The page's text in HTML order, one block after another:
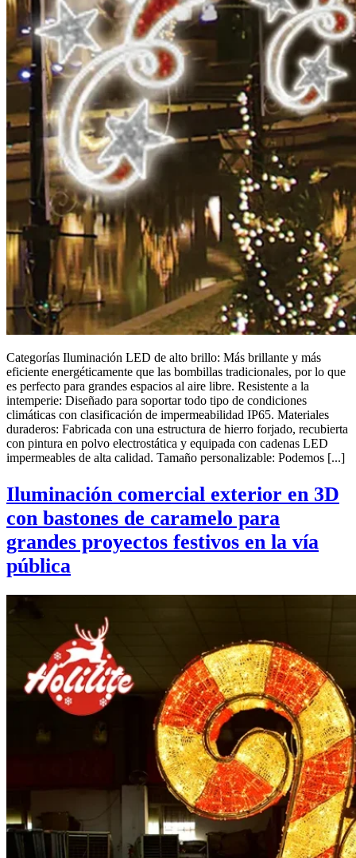
Categorías Iluminación LED de alto brillo: Más brillante y más
eficiente energéticamente que las bombillas tradicionales, por lo que
es perfecto para grandes espacios al aire libre. Resistente a la
intemperie: Diseñado para soportar todo tipo de condiciones
climáticas con clasificación de impermeabilidad IP65. Materiales
duraderos: Fabricada con una estructura de hierro forjado, recubierta
con pintura en polvo electrostática y equipada con cadenas LED
impermeables de alta calidad. Tamaño personalizable: Podemos [...]
Iluminación comercial exterior en 3D
con bastones de caramelo para
grandes proyectos festivos en la vía
pública